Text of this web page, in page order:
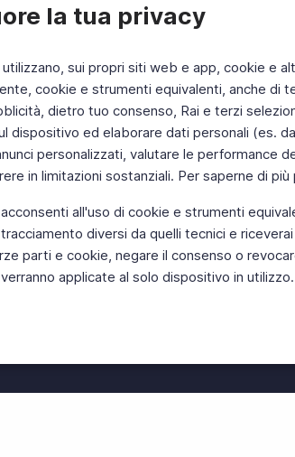
la tua privacy
sui propri siti web e app, cookie e
cookie e strumenti equivalenti, anche di
dietro tuo consenso, Rai e terzi
dispositivo ed elaborare dati personali (es.
personalizzati, valutare le performance
in limitazioni sostanziali. Per saperne di più
all'uso di cookie e strumenti
diversi da quelli tecnici e
parti e cookie, negare il consenso o
applicate al solo dispositivo in utilizzo.
Twitter Instagram